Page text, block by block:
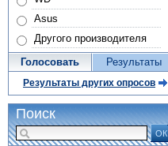
Asus
Другого производителя
Голосовать Результаты
Результаты других опросов
Поиск
ОК